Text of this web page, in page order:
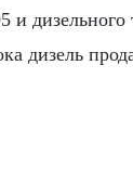
дизельного
дизель